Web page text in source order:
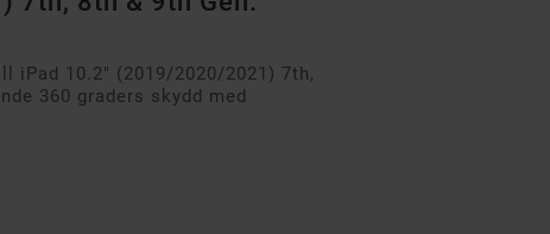
iPad 10.2" (2019/2020/2021) 7th,
360 graders skydd med